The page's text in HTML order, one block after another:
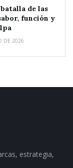
de las
función y
DE 2026
estrategia,